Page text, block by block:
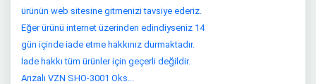
ürünün web sitesine gitmenizi tavsiye ederiz.
Eğer ürünü internet üzerinden edindiyseniz 14
gün içinde iade etme hakkınız durmaktadır.
İade hakkı tüm ürünler için geçerli değildir.
Arızalı VZN SHO-3001 Oks...